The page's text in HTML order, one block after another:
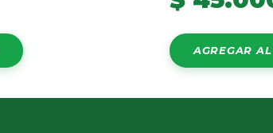
AGREGAR